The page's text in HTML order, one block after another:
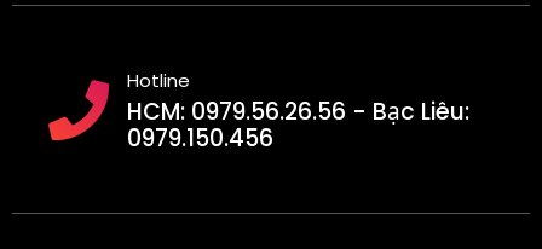
Hotline
HCM: 0979.56.26.56 - Bạc Liêu:
0979.150.456